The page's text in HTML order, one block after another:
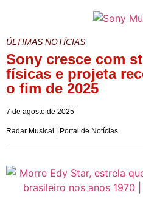
ÚLTIMAS NOTÍCIAS
Sony cresce com
físicas e projeta
o fim de 2025
7 de agosto de 2025
Radar Musical | Portal de Notícias